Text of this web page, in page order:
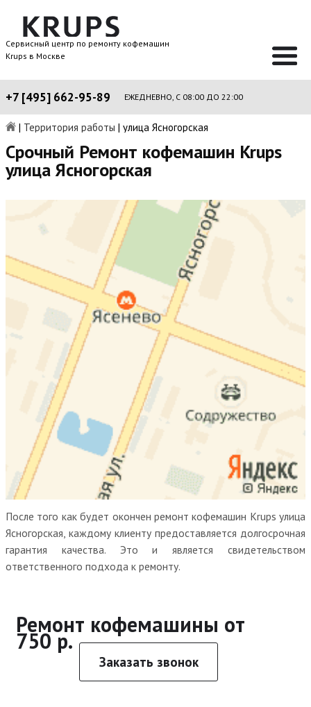
Сервисный центр по ремонту кофемашин
Krups в Москве
+7 [495] 662-95-89 ЕЖЕДНЕВНО, С 08:00 ДО 22:00
| Территория работы | улица Ясногорская
Срочный Ремонт кофемашин Krups
улица Ясногорская
После того как будет окончен ремонт кофемашин Krups улица
Ясногорская, каждому клиенту предоставляется долгосрочная
гарантия качества. Это и является свидетельством
ответственного подхода к ремонту.
Ремонт кофемашины от
750 р.
Заказать звонок